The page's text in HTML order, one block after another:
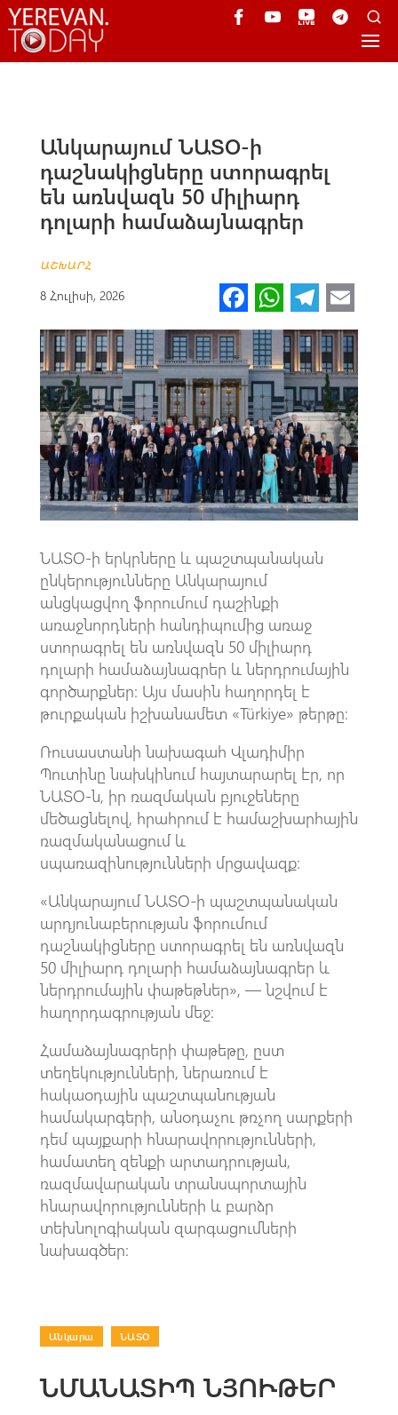
Անկարայում ՆԱՏՕ-ի
դաշնակիցները ստորագրել
են առնվազն 50 միլիարդ
դոլարի համաձայնագրեր
ԱՇԽԱՐՀ
8 Հուլիսի, 2026 Fa
ce
b
o
o
k
W
h
at
s
A
p
p
Te
le
gr
a
m
m
ail
ՆԱՏՕ-ի երկրները և պաշտպանական
ընկերությունները Անկարայում
անցկացվող ֆորումում դաշինքի
առաջնորդների հանդիպումից առաջ
ստորագրել են առնվազն 50 միլիարդ
դոլարի համաձայնագրեր և ներդրումային
գործարքներ։ Այս մասին հաղորդել է
թուրքական իշխանամետ «Türkiye» թերթը։
Ռուսաստանի նախագահ Վլադիմիր
Պուտինը նախկինում հայտարարել էր, որ
ՆԱՏՕ-ն, իր ռազմական բյուջեները
մեծացնելով, հրահրում է համաշխարհային
ռազմականացում և
սպառազինությունների մրցավազք։
«Անկարայում ՆԱՏՕ-ի պաշտպանական
արդյունաբերության ֆորումում
դաշնակիցները ստորագրել են առնվազն
50 միլիարդ դոլարի համաձայնագրեր և
ներդրումային փաթեթներ», — նշվում է
հաղորդագրության մեջ։
Համաձայնագրերի փաթեթը, ըստ
տեղեկությունների, ներառում է
հակաօդային պաշտպանության
համակարգերի, անօդաչու թռչող սարքերի
դեմ պայքարի հնարավորությունների,
համատեղ զենքի արտադրության,
ռազմավարական տրանսպորտային
հնարավորությունների և բարձր
տեխնոլոգիական զարգացումների
նախագծեր։
Անկարա ՆԱՏՕ
ՆՄԱՆԱՏԻՊ ՆՅՈՒԹԵՐ